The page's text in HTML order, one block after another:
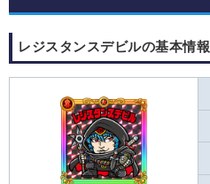
レジスタンスデビルの基本情報